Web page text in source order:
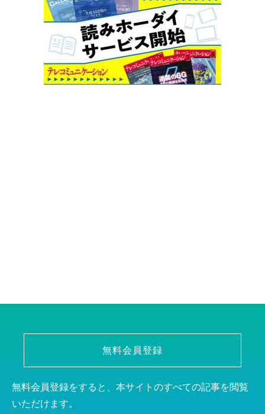
無料会員登録
無料会員登録をすると、本サイトのすべての記事を閲覧
いただけます。